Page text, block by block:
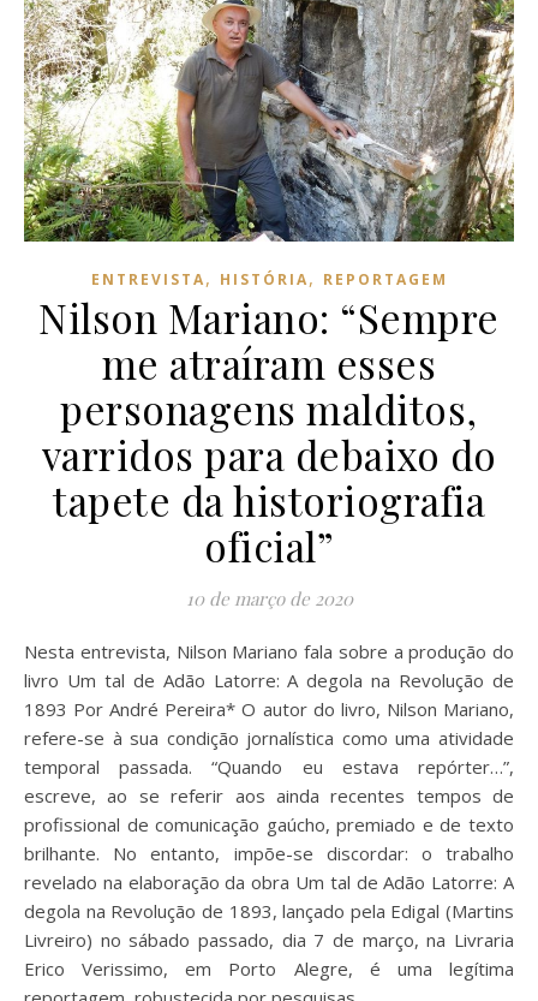
ENTREVISTA, HISTÓRIA, REPORTAGEM
Nilson Mariano: “Sempre
me atraíram esses
personagens malditos,
varridos para debaixo do
tapete da historiografia
oficial”
10 de março de 2020
Nesta entrevista, Nilson Mariano fala sobre a produção do
livro Um tal de Adão Latorre: A degola na Revolução de
1893 Por André Pereira* O autor do livro, Nilson Mariano,
refere-se à sua condição jornalística como uma atividade
temporal passada. “Quando eu estava repórter…”,
escreve, ao se referir aos ainda recentes tempos de
profissional de comunicação gaúcho, premiado e de texto
brilhante. No entanto, impõe-se discordar: o trabalho
revelado na elaboração da obra Um tal de Adão Latorre: A
degola na Revolução de 1893, lançado pela Edigal (Martins
Livreiro) no sábado passado, dia 7 de março, na Livraria
Erico Verissimo, em Porto Alegre, é uma legítima